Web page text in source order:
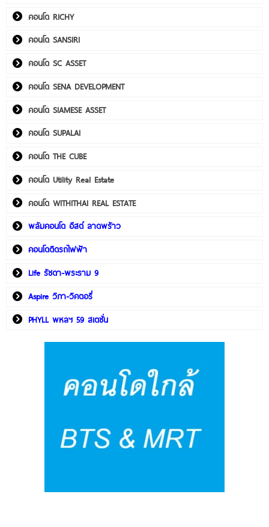
คอนโด RICHY
คอนโด SANSIRI
คอนโด SC ASSET
คอนโด SENA DEVELOPMENT
คอนโด SIAMESE ASSET
คอนโด SUPALAI
คอนโด THE CUBE
คอนโด Utility Real Estate
คอนโด WITHITHAI REAL ESTATE
พลัมคอนโด อีสต์ ลาดพร้าว
คอนโดติดรถไฟฟ้า
Life รัชดา-พระราม 9
Aspire วิภา-วิคตอรี่
PHYLL พหลฯ 59 สเตชั่น